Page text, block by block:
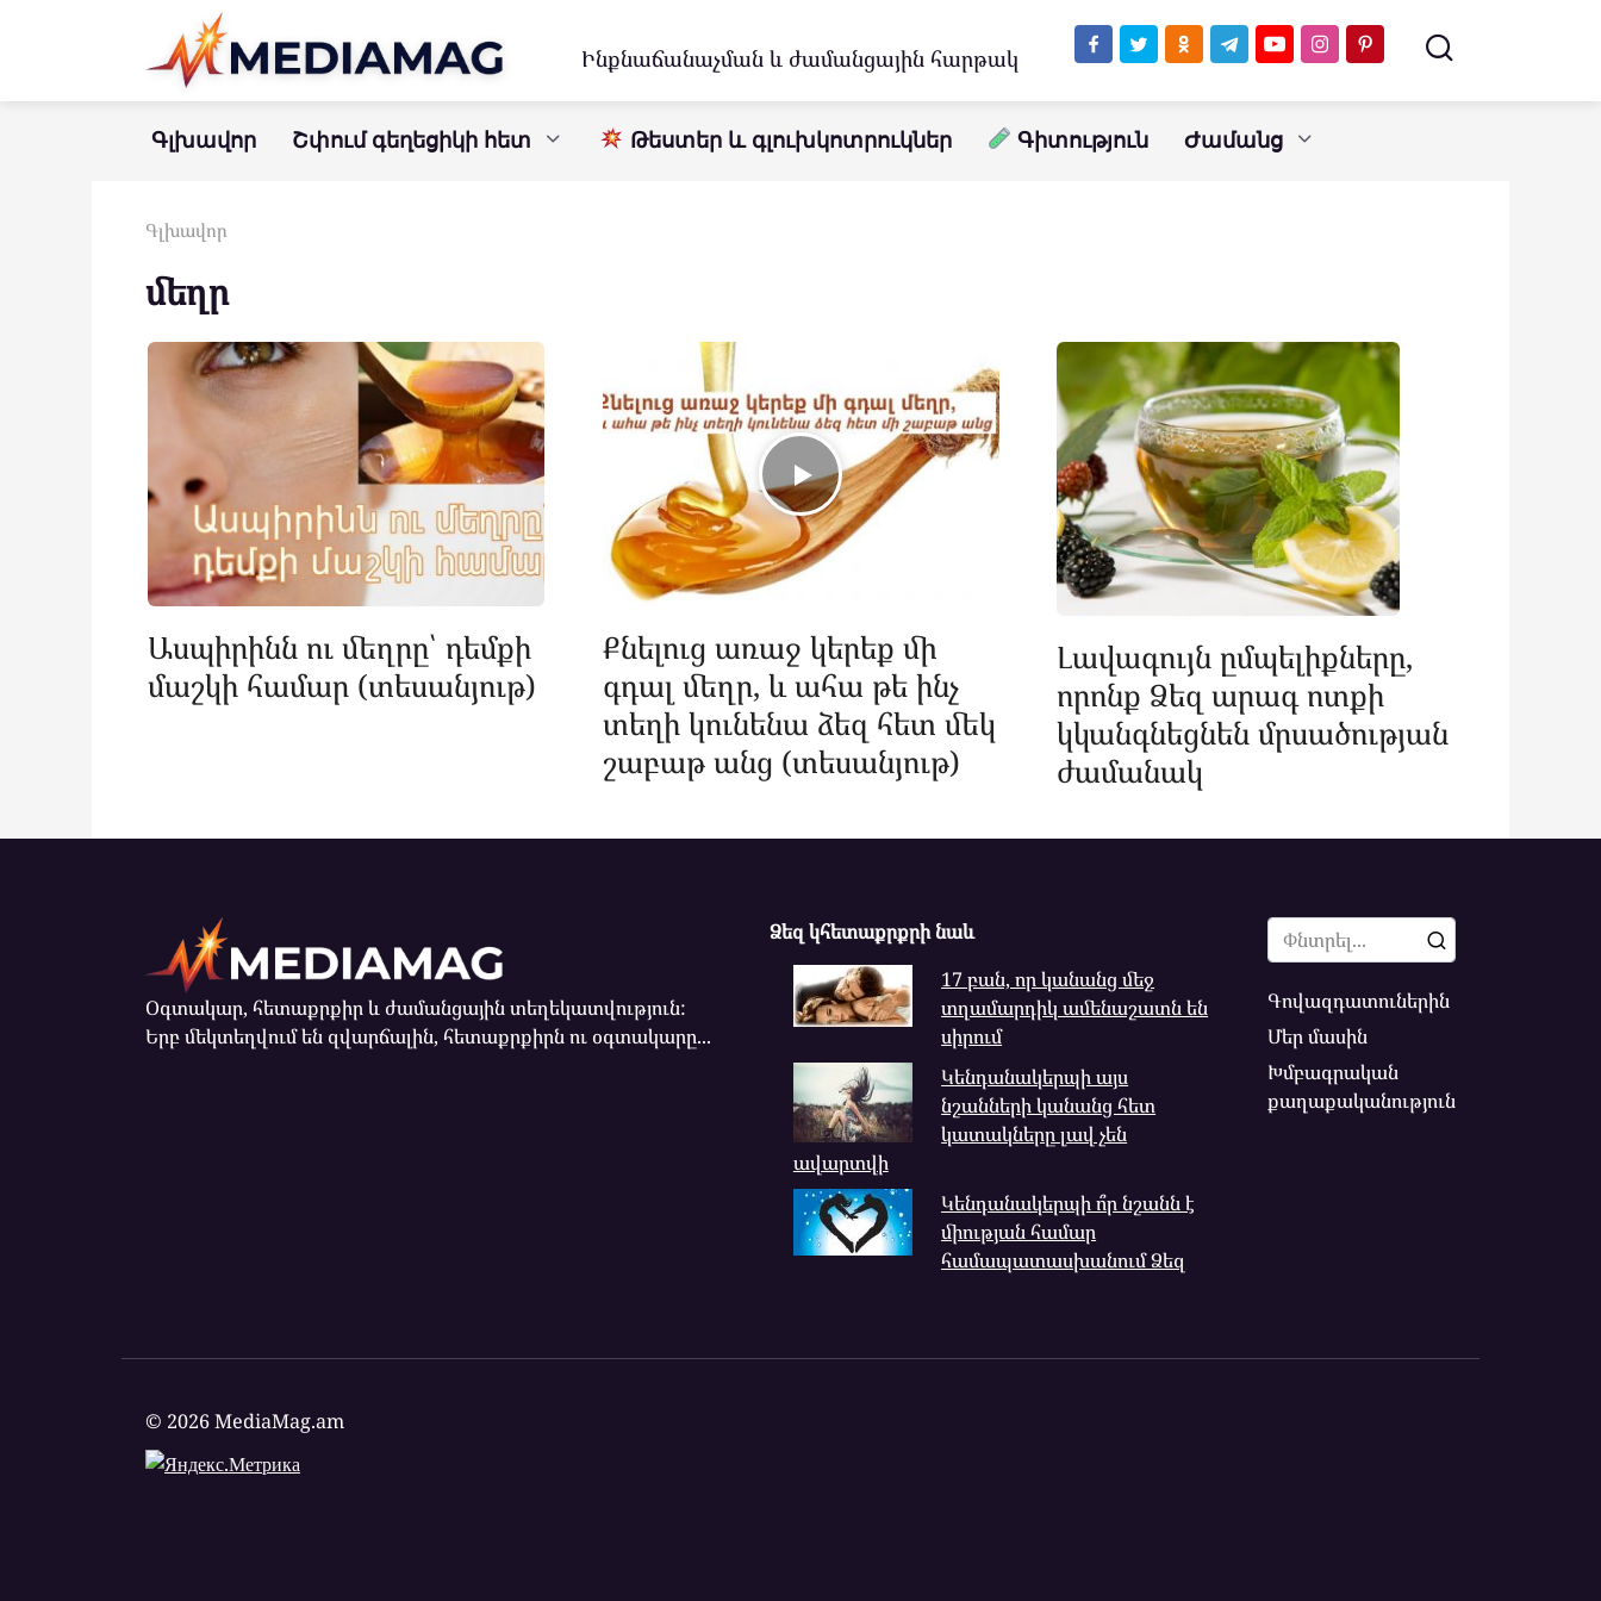
Ինքնաճանաչման և ժամանցային հարթակ
Գլխավոր Շփում գեղեցիկի հետ Թեստեր և գլուխկոտրուկներ Գիտություն Ժամանց
Գլխավոր
մեղր
Ասպիրինն ու մեղրը՝ դեմքի
մաշկի համար (տեսանյութ)
Քնելուց առաջ կերեք մի
գդալ մեղր, և ահա թե ինչ
տեղի կունենա ձեզ հետ մեկ
շաբաթ անց (տեսանյութ)
Լավագույն ըմպելիքները,
որոնք Ձեզ արագ ոտքի
կկանգնեցնեն մրսածության
ժամանակ
Օգտակար, հետաքրքիր և ժամանցային տեղեկատվություն:
Երբ մեկտեղվում են զվարճալին, հետաքրքիրն ու օգտակարը...
Ձեզ կհետաքրքրի նաև
17 բան, որ կանանց մեջ
տղամարդիկ ամենաշատն են
սիրում
Կենդանակերպի այս
նշանների կանանց հետ
կատակները լավ չեն
ավարտվի
Կենդանակերպի ո՞ր նշանն է
միության համար
համապատասխանում Ձեզ
Search
for:
Գովազդատուներին
Մեր մասին
Խմբագրական
քաղաքականություն
© 2026 MediaMag.am